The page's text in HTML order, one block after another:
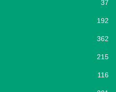
37
192
362
215
116